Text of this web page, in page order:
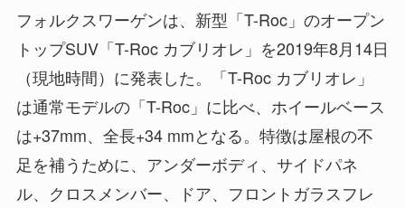
フォルクスワーゲンは、新型「T-Roc」のオープン
トップSUV「T-Roc カブリオレ」を2019年8月14日
（現地時間）に発表した。「T-Roc カブリオレ」
は通常モデルの「T-Roc」に比べ、ホイールベース
は+37mm、全長+34 mmとなる。特徴は屋根の不
足を補うために、アンダーボディ、サイドパネ
ル、クロスメンバー、ドア、フロントガラスフレ